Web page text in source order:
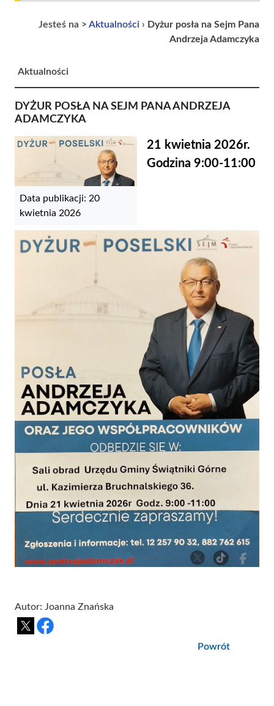
Jesteś na > Aktualności › Dyżur posła na Sejm Pana
Andrzeja Adamczyka
Aktualności
DYŻUR POSŁA NA SEJM PANA ANDRZEJA
ADAMCZYKA
Data publikacji: 20
kwietnia 2026
21 kwietnia 2026r.
Godzina 9:00-11:00
Autor: Joanna Znańska
Powrót